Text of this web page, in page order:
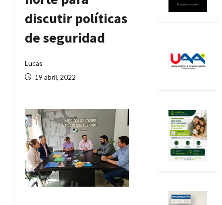
discutir políticas
de seguridad
Lucas
19 abril, 2022